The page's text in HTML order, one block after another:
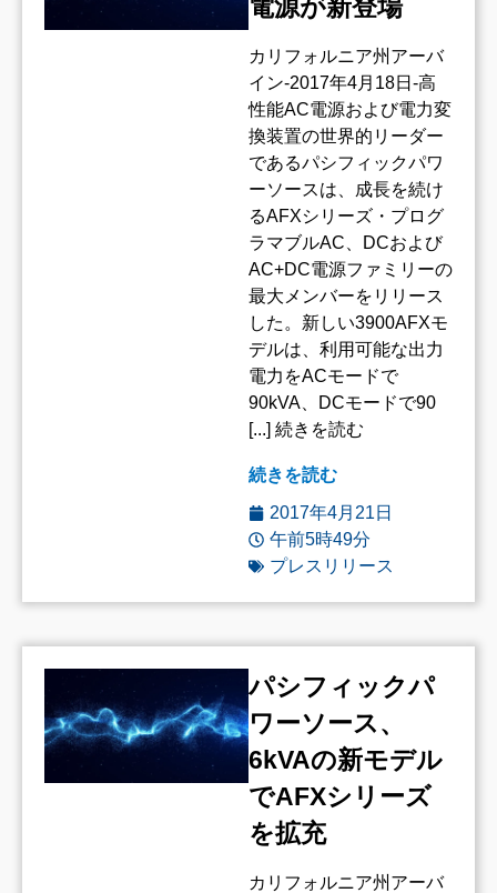
電源が新登場
カリフォルニア州アーバ
イン-2017年4月18日-高
性能AC電源および電力変
換装置の世界的リーダー
であるパシフィックパワ
ーソースは、成長を続け
るAFXシリーズ・プログ
ラマブルAC、DCおよび
AC+DC電源ファミリーの
最大メンバーをリリース
した。新しい3900AFXモ
デルは、利用可能な出力
電力をACモードで
90kVA、DCモードで90
[...] 続きを読む
続きを読む
2017年4月21日
午前5時49分
プレスリリース
パシフィックパ
ワーソース、
6kVAの新モデル
でAFXシリーズ
を拡充
カリフォルニア州アーバ